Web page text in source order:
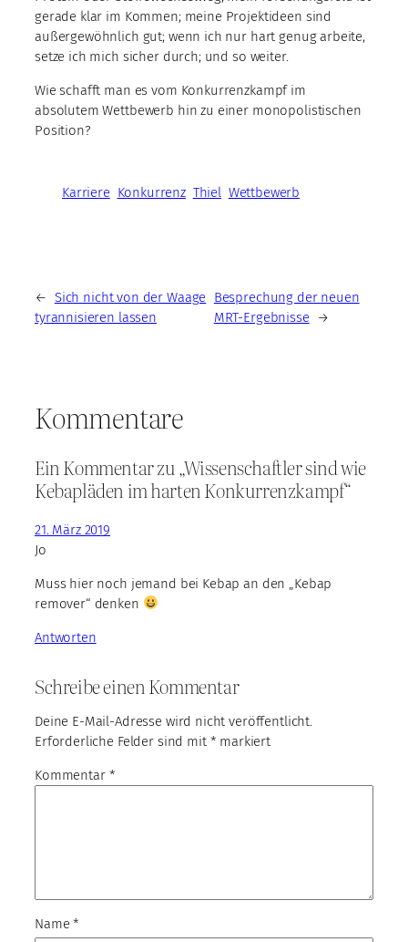
gerade klar im Kommen; meine Projektideen sind
außergewöhnlich gut; wenn ich nur hart genug arbeite,
setze ich mich sicher durch; und so weiter.
Wie schafft man es vom Konkurrenzkampf im
absolutem Wettbewerb hin zu einer monopolistischen
Position?
Karriere Konkurrenz Thiel Wettbewerb
← Sich nicht von der Waage
tyrannisieren lassen
Besprechung der neuen
MRT-Ergebnisse →
Kommentare
Ein Kommentar zu „Wissenschaftler sind wie
Kebapläden im harten Konkurrenzkampf“
21. März 2019
Jo
Muss hier noch jemand bei Kebap an den „Kebap
remover“ denken
Antworten
Schreibe einen Kommentar
Deine E-Mail-Adresse wird nicht veröffentlicht.
Erforderliche Felder sind mit * markiert
Kommentar *
Name*